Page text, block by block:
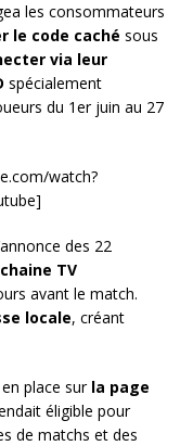
les consommateurs
le code caché sous
via leur
spécialement
du 1er juin au 27
watch?
des 22
TV
avant le match.
locale, créant
place sur la page
éligible pour
de matchs et des